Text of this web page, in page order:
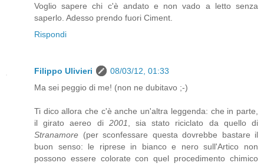
Voglio sapere chi c'è andato e non vado a letto senza
saperlo. Adesso prendo fuori Ciment.
Rispondi
Filippo Ulivieri
08/03/12, 01:33
Ma sei peggio di me! (non ne dubitavo ;-)
Ti dico allora che c'è anche un'altra leggenda: che in parte,
il girato aereo di 2001
, sia stato riciclato da quello di
Stranamore (per sconfessare questa dovrebbe bastare il
buon senso: le riprese in bianco e nero sull'Artico non
possono essere colorate con quel procedimento chimico